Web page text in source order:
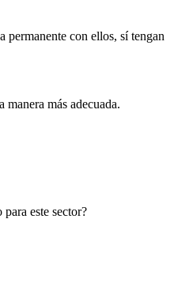
permanente con ellos, sí tengan
manera más adecuada.
este sector?